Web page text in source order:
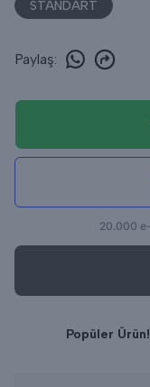
STANDART
Paylaş:
Popüler Ürün!